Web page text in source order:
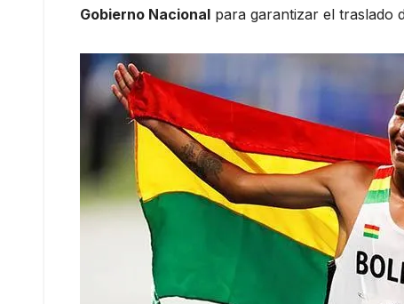
Gobierno Nacional para garantizar el traslado